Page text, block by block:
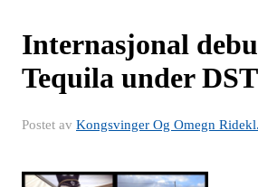
Internasjonal
Tequila under DST
Postet av Kongsvinger Og Omegn Ridekl.